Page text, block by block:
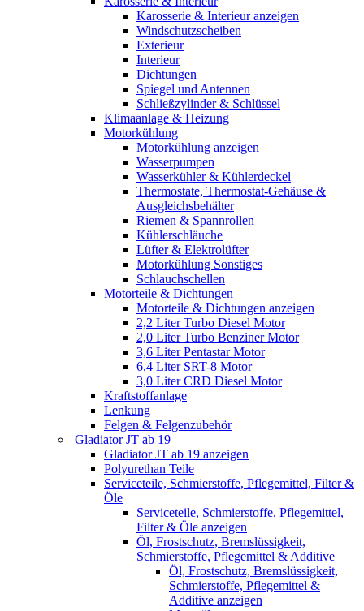
Karosserie & Interieur anzeigen
Windschutzscheiben
Exterieur
Interieur
Dichtungen
Spiegel und Antennen
Schließzylinder & Schlüssel
Klimaanlage & Heizung
Motorkühlung
Motorkühlung anzeigen
Wasserpumpen
Wasserkühler & Kühlerdeckel
Thermostate, Thermostat-Gehäuse &
Ausgleichsbehälter
Riemen & Spannrollen
Kühlerschläuche
Lüfter & Elektrolüfter
Motorkühlung Sonstiges
Schlauchschellen
Motorteile & Dichtungen
Motorteile & Dichtungen anzeigen
2,2 Liter Turbo Diesel Motor
2,0 Liter Turbo Benziner Motor
3,6 Liter Pentastar Motor
6,4 Liter SRT-8 Motor
3,0 Liter CRD Diesel Motor
Kraftstoffanlage
Lenkung
Felgen & Felgenzubehör
Gladiator JT ab 19
Gladiator JT ab 19 anzeigen
Polyurethan Teile
Serviceteile, Schmierstoffe, Pflegemittel, Filter &
Öle
Serviceteile, Schmierstoffe, Pflegemittel,
Filter & Öle anzeigen
Öl, Frostschutz, Bremslüssigkeit,
Schmierstoffe, Pflegemittel & Additive
Öl, Frostschutz, Bremslüssigkeit,
Schmierstoffe, Pflegemittel &
Additive anzeigen